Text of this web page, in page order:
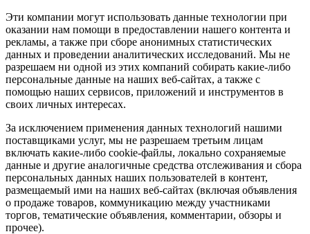
Эти компании могут использовать данные технологии при
оказании нам помощи в предоставлении нашего контента и
рекламы, а также при сборе анонимных статистических
данных и проведении аналитических исследований. Мы не
разрешаем ни одной из этих компаний собирать какие-либо
персональные данные на наших веб-сайтах, а также с
помощью наших сервисов, приложений и инструментов в
своих личных интересах.
За исключением применения данных технологий нашими
поставщиками услуг, мы не разрешаем третьим лицам
включать какие-либо cookie-файлы, локально сохраняемые
данные и другие аналогичные средства отслеживания и сбора
персональных данных наших пользователей в контент,
размещаемый ими на наших веб-сайтах (включая объявления
о продаже товаров, коммуникацию между участниками
торгов, тематические объявления, комментарии, обзоры и
прочее).